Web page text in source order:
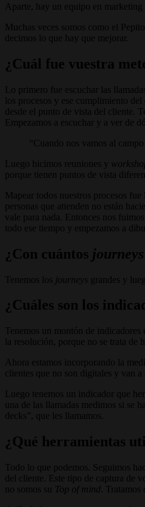
Aparte, hay un equipo en
Muchas veces somos como el
decimos lo que hay que mejorar.
¿Cuál fue vuestra
Lo primero fue escuchar las
los procesos y ese cumplimiento
desde el punto de vista del cliente.
Empezamos a escuchar y a ver de
Cuando nos vamos al
Luego hicimos reuniones y
porque tienen puntos de vista
Mapear todos nuestros procesos
personas que atienden no están
vale para nada. Entonces nos
todo ese tiempo y empezamos a
¿Con cuántos journeys
Tenemos los journeys grandes y
¿Cuáles son los
Tenemos un montón de
la resolución, porque no se trata de
Ahora estamos incorporando la
clientes que no son digitales y van
Luego tenemos un indicador que
una de las llamadas medimos si se
decks”, que les llamamos.
¿Qué herramientas
Todo lo que podemos. Seguimos
del cliente. Este tipo de captura de
no somos su
Top of mind .